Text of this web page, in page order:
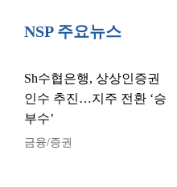
NSP 주요뉴스
Sh수협은행, 상상인증권
인수 추진…지주 전환 ‘승
부수’
금융/증권